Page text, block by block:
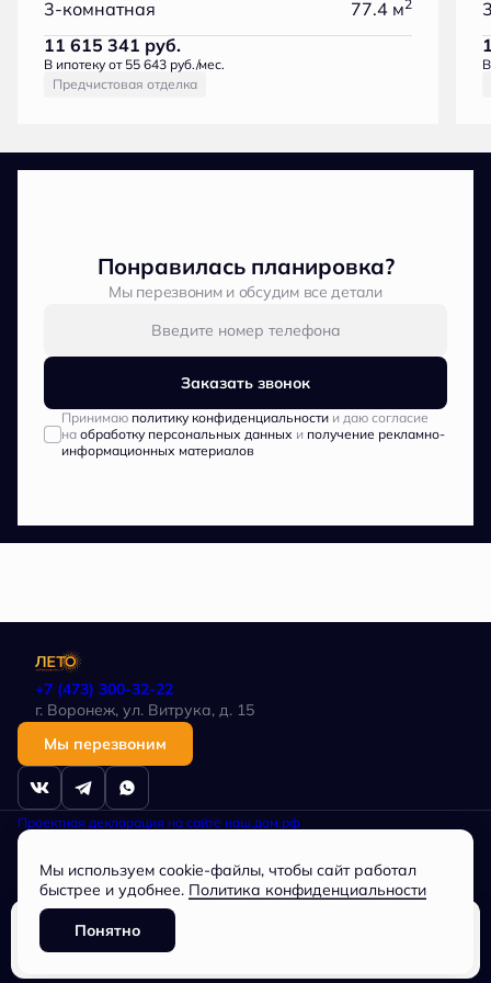
3-комнатная 77.4 м2
11 615 341 руб.
В ипотеку от 55 643 руб./мес.
Предчистовая отделка
Понравилась планировка?
Мы перезвоним и обсудим все детали
Заказать звонок
Принимаю политику конфиденциальностии даю согласие
на обработку персональных данных и получение рекламно-
информационных материалов
+7 (473) 300-32-22
г. Воронеж, ул. Витрука, д. 15
Мы перезвоним
Проектная декларация на сайте наш.дом.рф
Политика в отношении обработки персональных данных
исключительно информационный характер, не является публичной
офертой, определяемой положениями статьи 437 ГК РФ.
Общество с ограниченной ответственностью
СПЕЦИАЛИЗИРОВАННЫЙ ЗАСТРОЙЩИК «Партнер», ОГРН
1163668073744, ИНН 3662228034
Мы используем cookie-файлы, чтобы сайт работал
быстрее и удобнее. Политика конфиденциальности
Понятно